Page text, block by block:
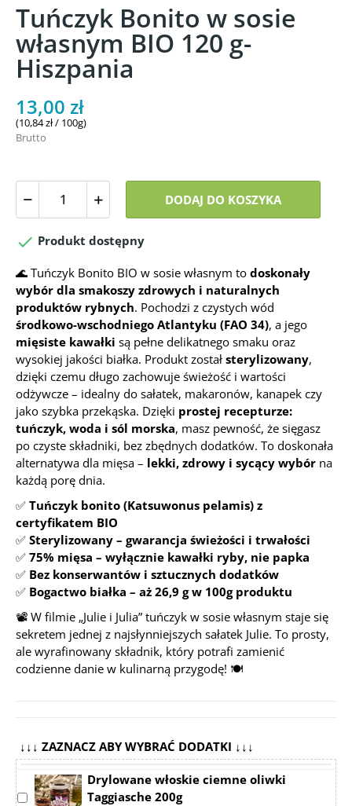
Tuńczyk Bonito w sosie
własnym BIO 120 g-
Hiszpania
13,00 zł
(10,84 zł / 100g)
Brutto
DODAJ DO KOSZYKA
 Produkt dostępny
🌊 Tuńczyk Bonito BIO w sosie własnym to doskonały
wybór dla smakoszy zdrowych i naturalnych
produktów rybnych. Pochodzi z czystych wód
środkowo-wschodniego Atlantyku (FAO 34), a jego
mięsiste kawałki są pełne delikatnego smaku oraz
wysokiej jakości białka. Produkt został sterylizowany,
dzięki czemu długo zachowuje świeżość i wartości
odżywcze – idealny do sałatek, makaronów, kanapek czy
jako szybka przekąska. Dzięki prostej recepturze:
tuńczyk, woda i sól morska, masz pewność, że sięgasz
po czyste składniki, bez zbędnych dodatków. To doskonała
alternatywa dla mięsa – lekki, zdrowy i sycący wybór na
każdą porę dnia.
✅ Tuńczyk bonito (Katsuwonus pelamis) z
certyfikatem BIO
✅ Sterylizowany – gwarancja świeżości i trwałości
✅ 75% mięsa – wyłącznie kawałki ryby, nie papka
✅ Bez konserwantów i sztucznych dodatków
✅ Bogactwo białka – aż 26,9 g w 100g produktu
📽️ W filmie „Julie i Julia” tuńczyk w sosie własnym staje się
sekretem jednej z najsłynniejszych sałatek Julie. To prosty,
ale wyrafinowany składnik, który potrafi zamienić
codzienne danie w kulinarną przygodę! 🍽️
↓↓↓ ZAZNACZ ABY WYBRAĆ DODATKI ↓↓↓
Select
Drylowane włoskie ciemne oliwki
Taggiasche 200g